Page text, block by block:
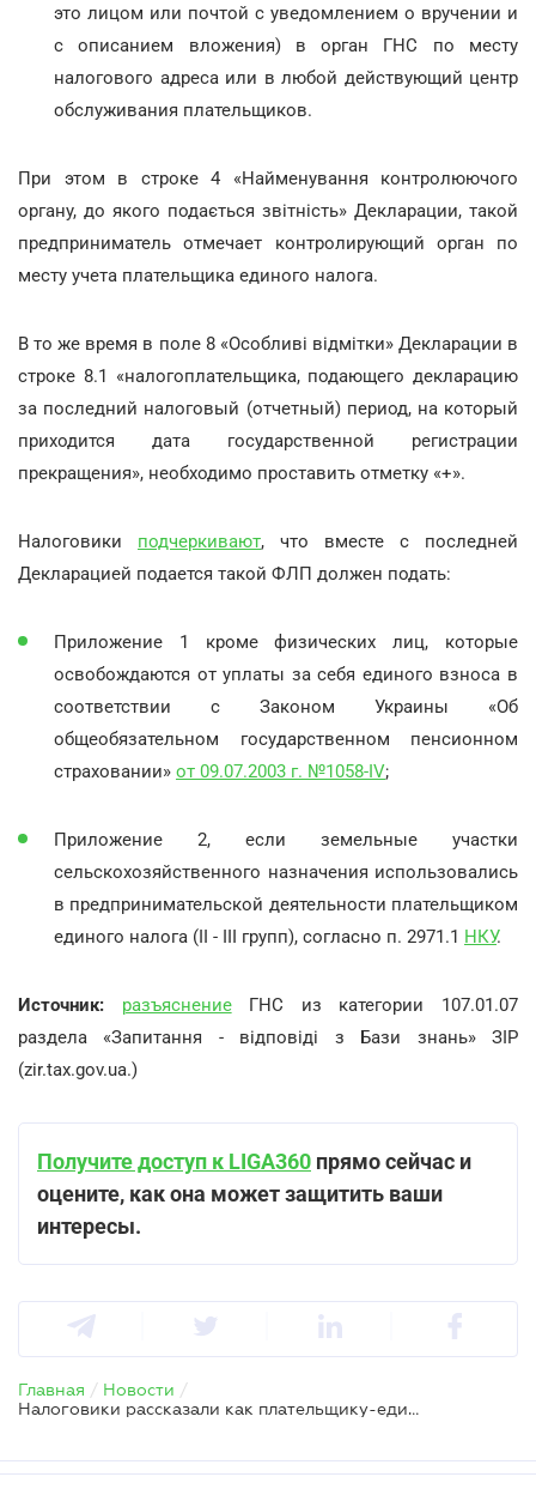
это лицом или почтой с уведомлением о вручении и
с описанием вложения) в орган ГНС по месту
налогового адреса или в любой действующий центр
обслуживания плательщиков.
При этом в строке 4 «Найменування контролюючого
органу, до якого подається звітність» Декларации, такой
предприниматель отмечает контролирующий орган по
месту учета плательщика единого налога.
В то же время в поле 8 «Особливі відмітки» Декларации в
строке 8.1 «налогоплательщика, подающего декларацию
за последний налоговый (отчетный) период, на который
приходится дата государственной регистрации
прекращения», необходимо проставить отметку «+».
Налоговики подчеркивают, что вместе с последней
Декларацией подается такой ФЛП должен подать:
Приложение 1 кроме физических лиц, которые
освобождаются от уплаты за себя единого взноса в
соответствии с Законом Украины «Об
общеобязательном государственном пенсионном
страховании» от 09.07.2003 г. №1058-IV;
Приложение 2, если земельные участки
сельскохозяйственного назначения использовались
в предпринимательской деятельности плательщиком
единого налога (II - III групп), согласно п. 2971.1 НКУ.
Источник: разъяснениеГНС из категории 107.01.07
раздела «Запитання - відповіді з Бази знань» ЗІР
(zir.tax.gov.ua.)
Получите доступ к LIGA360 прямо сейчас и
оцените, как она может защитить ваши
интересы.
Главная / Новости /
Налоговики рассказали как плательщику-единщику подавать последнюю налоговую декларацию